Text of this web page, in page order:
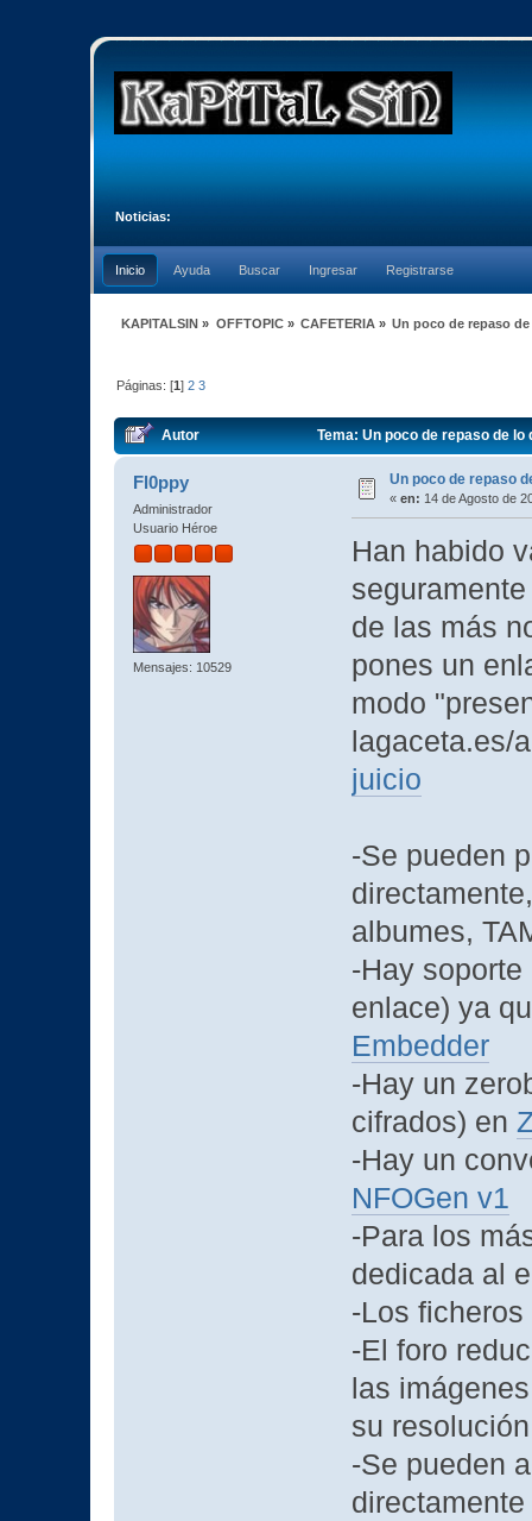
Noticias:
Inicio Ayuda Buscar Ingresar Registrarse
KAPITALSIN » OFFTOPIC» CAFETERIA» Un poco de repaso
Páginas: [1]2 3
Autor Tema: Un poco de repaso de
Fl0ppy
Administrador
Usuario Héroe
Mensajes: 10529
Un poco de repaso
« en: 14 de Agosto de
Han habido
de las más
pones un
modo
lagaceta.es/
juicio
-Se pueden
albumes,
-Hay
enlace) ya
Embedder
-Hay un
cifrados) en
-Hay un
NFOGen v1
-Para los
dedicada al
-Los
-El foro
las
su
-Se pueden